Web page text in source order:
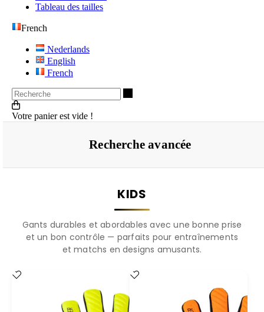
Tableau des tailles
French
Nederlands
English
French
Votre panier est vide !
Recherche avancée
KIDS
Gants durables et abordables avec une bonne prise
et un bon contrôle — parfaits pour entraînements
et matchs en designs amusants.